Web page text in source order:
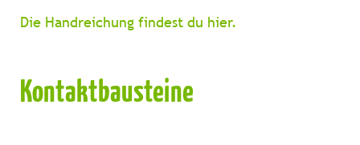
Die Handreichung findest du hier.
Kontaktbausteine